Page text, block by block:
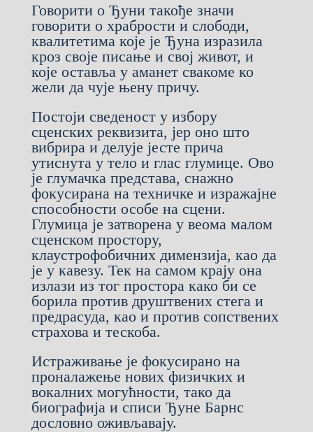
Говорити о Ђуни такође значи
говорити о храбрости и слободи,
квалитетима које је Ђуна изразила
кроз своје писање и свој живот, и
које оставља у аманет свакоме ко
жели да чује њену причу.
Постоји сведеност у избору
сценских реквизита, јер оно што
вибрира и делује јесте прича
утиснута у тело и глас глумице. Ово
је глумачка представа, снажно
фокусирана на техничке и изражајне
способности особе на сцени.
Глумица је затворена у веома малом
сценском простору,
клаустрофобичних димензија, као да
је у кавезу. Тек на самом крају она
излази из тог простора како би се
борила против друштвених стега и
предрасуда, као и против сопствених
страхова и тескоба.
Истраживање је фокусирано на
проналажење нових физичких и
вокалних могућности, тако да
биографија и списи Ђуне Барнс
дословно оживљавају.